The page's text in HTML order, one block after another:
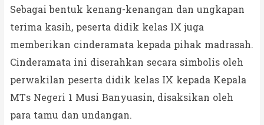
Sebagai bentuk kenang-kenangan dan ungkapan
terima kasih, peserta didik kelas IX juga
memberikan cinderamata kepada pihak madrasah.
Cinderamata ini diserahkan secara simbolis oleh
perwakilan peserta didik kelas IX kepada Kepala
MTs Negeri 1 Musi Banyuasin, disaksikan oleh
para tamu dan undangan.